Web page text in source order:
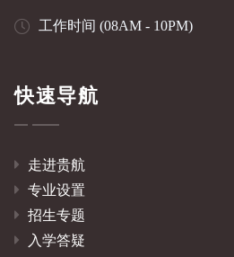
工作时间 (08AM - 10PM)
快速导航
走进贵航
专业设置
招生专题
入学答疑